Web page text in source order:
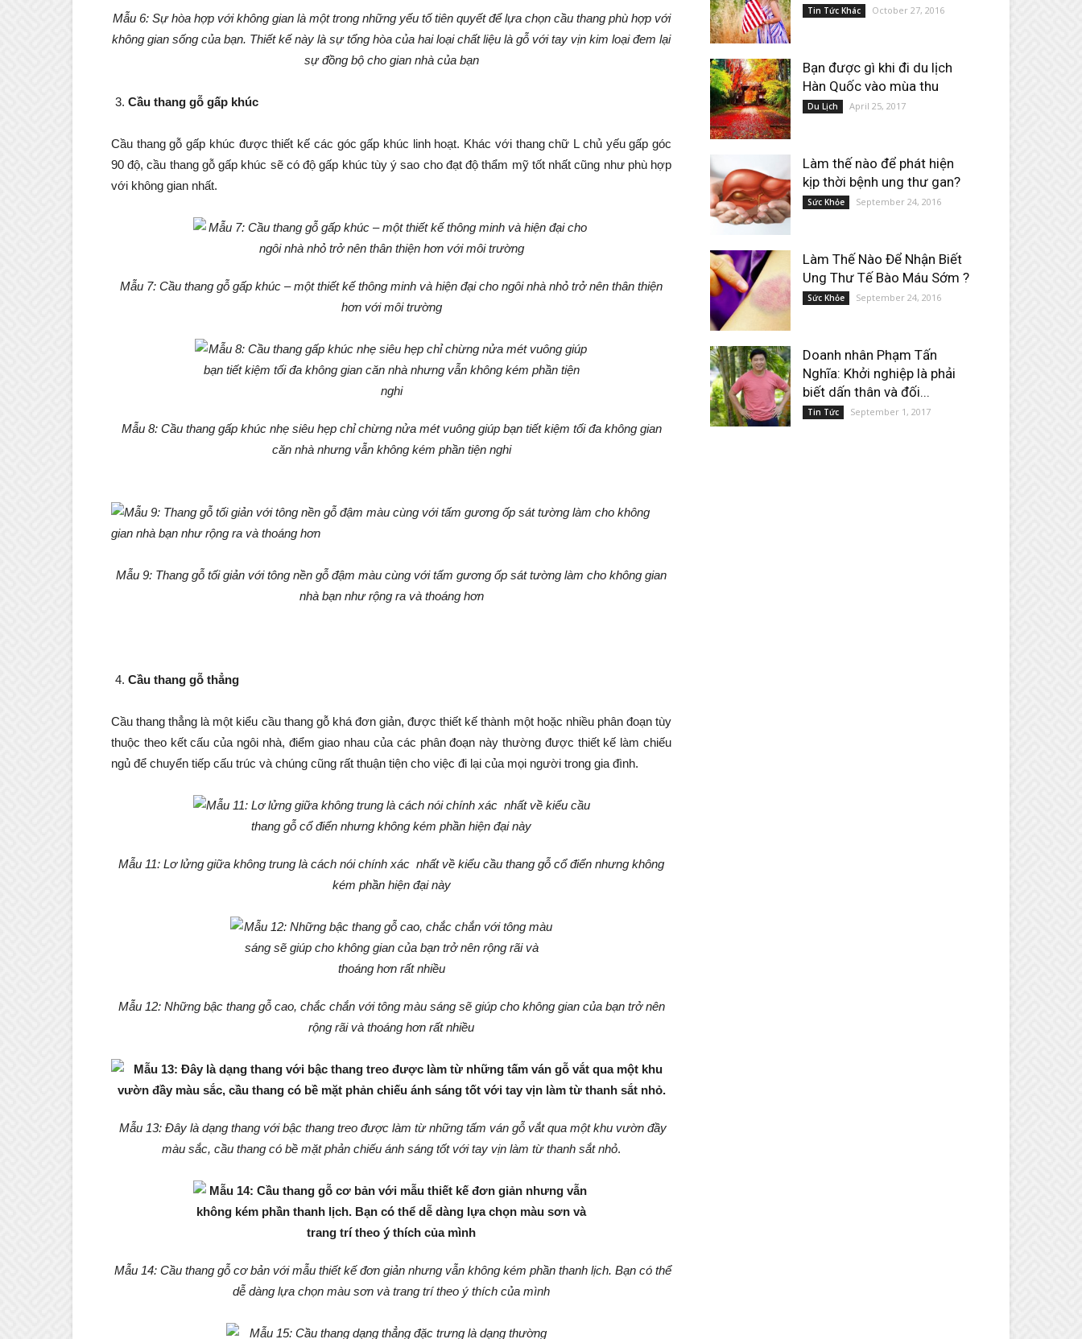
Mẫu 6: Sự hòa hợp với không gian là một trong những yếu tố tiên quyết để lựa chọn cầu thang phù hợp với
không gian sống của bạn. Thiết kế này là sự tổng hòa của hai loại chất liệu là gỗ với tay vịn kim loại đem lại
sự đồng bộ cho gian nhà của bạn
Cầu thang gỗ gấp khúc
Cầu thang gỗ gấp khúc được thiết kế các góc gấp khúc linh hoạt. Khác với thang chữ L chủ yếu gấp góc
90 độ, cầu thang gỗ gấp khúc sẽ có độ gấp khúc tùy ý sao cho đạt độ thẩm mỹ tốt nhất cũng như phù hợp
với không gian nhất.
Mẫu 7: Cầu thang gỗ gấp khúc – một thiết kế thông minh và hiện đại cho ngôi nhà nhỏ trở nên thân thiện
hơn với môi trường
Mẫu 8: Cầu thang gấp khúc nhẹ siêu hẹp chỉ chừng nửa mét vuông giúp bạn tiết kiệm tối đa không gian
căn nhà nhưng vẫn không kém phần tiện nghi
Mẫu 9: Thang gỗ tối giản với tông nền gỗ đậm màu cùng với tấm gương ốp sát tường làm cho không gian
nhà bạn như rộng ra và thoáng hơn
Cầu thang gỗ thẳng
Cầu thang thẳng là một kiểu cầu thang gỗ khá đơn giản, được thiết kế thành một hoặc nhiều phân đoạn tùy
thuộc theo kết cấu của ngôi nhà, điểm giao nhau của các phân đoạn này thường được thiết kế làm chiếu
ngủ để chuyển tiếp cấu trúc và chúng cũng rất thuận tiện cho việc đi lại của mọi người trong gia đình.
Mẫu 11: Lơ lửng giữa không trung là cách nói chính xác nhất về kiểu cầu thang gỗ cổ điển nhưng không
kém phần hiện đại này
Mẫu 12: Những bậc thang gỗ cao, chắc chắn với tông màu sáng sẽ giúp cho không gian của bạn trở nên
rộng rãi và thoáng hơn rất nhiều
Mẫu 13: Đây là dạng thang với bậc thang treo được làm từ những tấm ván gỗ vắt qua một khu vườn đầy
màu sắc, cầu thang có bề mặt phản chiếu ánh sáng tốt với tay vịn làm từ thanh sắt nhỏ.
Mẫu 14: Cầu thang gỗ cơ bản với mẫu thiết kế đơn giản nhưng vẫn không kém phần thanh lịch. Bạn có thể
dễ dàng lựa chọn màu sơn và trang trí theo ý thích của mình
Tin Tức Khác October 27, 2016
Bạn được gì khi đi du lịch
Hàn Quốc vào mùa thu
Du Lịch April 25, 2017
Làm thế nào để phát hiện
kịp thời bệnh ung thư gan?
Sức Khỏe September 24, 2016
Làm Thế Nào Để Nhận Biết
Ung Thư Tế Bào Máu Sớm ?
Sức Khỏe September 24, 2016
Doanh nhân Phạm Tấn
Nghĩa: Khởi nghiệp là phải
biết dấn thân và đối...
Tin Tức September 1, 2017